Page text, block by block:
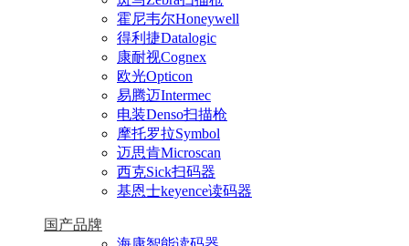
霍尼韦尔Honeywell
得利捷Datalogic
康耐视Cognex
欧光Opticon
易腾迈Intermec
电装Denso扫描枪
摩托罗拉Symbol
迈思肯Microscan
西克Sick扫码器
基恩士keyence读码器
国产品牌